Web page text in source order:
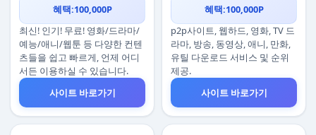
혜택:100,000P
최신! 인기! 무료! 영화/드라마/
예능/애니/웹툰 등 다양한 컨텐
츠들을 쉽고 빠르게, 언제 어디
서든 이용하실 수 있습니다.
사이트 바로가기
혜택:100,000P
p2p사이트, 웹하드, 영화, TV 드
라마, 방송, 동영상, 애니, 만화,
유틸 다운로드 서비스 및 순위
제공.
사이트 바로가기